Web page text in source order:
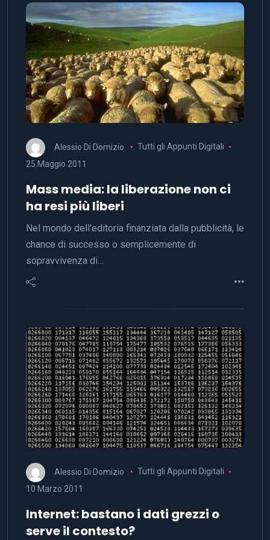
Alessio Di Domizio
Tutti gli Appunti Digitali
25 Maggio 2011
Mass media: la liberazione non ci
ha resi più liberi
Nel mondo dell'editoria finanziata dalla pubblicità, le
chance di successo o semplicemente di
sopravvivenza di…
Alessio Di Domizio
Tutti gli Appunti Digitali
10 Marzo 2011
Internet: bastano i dati grezzi o
serve il contesto?